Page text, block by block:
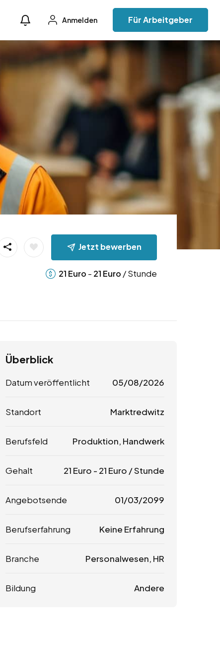
Anmelden Für Arbeitgeber
Jetzt bewerben
21 Euro - 21 Euro / Stunde
Überblick
Datum veröffentlicht 05/08/2026
Standort Marktredwitz
Berufsfeld Produktion, Handwerk
Gehalt 21 Euro - 21 Euro / Stunde
Angebotsende 01/03/2099
Berufserfahrung Keine Erfahrung
Branche Personalwesen, HR
Bildung Andere